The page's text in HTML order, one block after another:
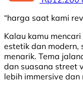
“harga saat kami
Kalau kamu
estetik dan modern,
menarik. Tema
dan suasana street
lebih immersive dan